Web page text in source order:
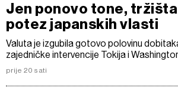
Jen ponovo tone,
potez japanskih vlasti
Valuta je izgubila gotovo polovinu
zajedničke intervencije Tokija i
prije 20 sati